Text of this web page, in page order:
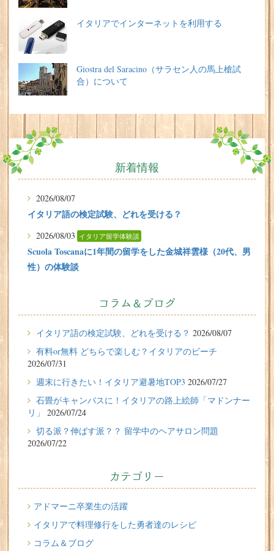
イタリアでインターネットを利用する
Giostra del Saracino（サラセン人の馬上槍試
合）について
新着情報
2026/08/07
イタリア語の検定試験、どれを受ける？
2026/08/03 イタリア留学体験談
Scuola Toscanaに1年間の留学をした金城祥雲様（20代、男
性）の体験談
有料or無料 どちらで楽しむ？イタリアのビーチ
フィレンツェに1週間の語学留学をしたT.Sさん（10代、女
性）の体験談
2026/07/27
週末に行きたい！イタリア避暑地TOP3
2026/07/24
石畳がキャンバスに！イタリアの路上絵師「マドンナー
リ」
切る派？伸ばす派？？ 留学中のヘアサロン問題
2026/07/20
イタリア人はどんなジェラートを食べる？
2026/07/17
コラム＆ブログ
イタリア語の検定試験、どれを受ける？ 2026/08/07
有料or無料 どちらで楽しむ？イタリアのビーチ
2026/07/31
週末に行きたい！イタリア避暑地TOP3 2026/07/27
石畳がキャンバスに！イタリアの路上絵師「マドンナー
リ」
2026/07/24
切る派？伸ばす派？？ 留学中のヘアサロン問題
2026/07/22
カテゴリー
アドマーニ卒業生の活躍
イタリアで料理修行をした勇者達のレシピ
コラム＆ブログ